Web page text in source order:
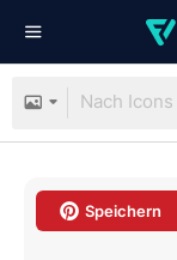
Speichern